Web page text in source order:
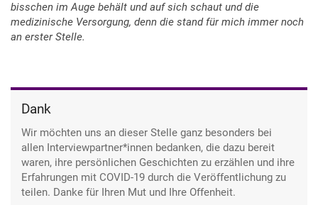
bisschen im Auge behält und auf sich schaut und die
medizinische Versorgung, denn die stand für mich immer noch
an erster Stelle.
Dank
Wir möchten uns an dieser Stelle ganz besonders bei
allen Interviewpartner*innen bedanken, die dazu bereit
waren, ihre persönlichen Geschichten zu erzählen und ihre
Erfahrungen mit COVID-19 durch die Veröffentlichung zu
teilen. Danke für Ihren Mut und Ihre Offenheit.